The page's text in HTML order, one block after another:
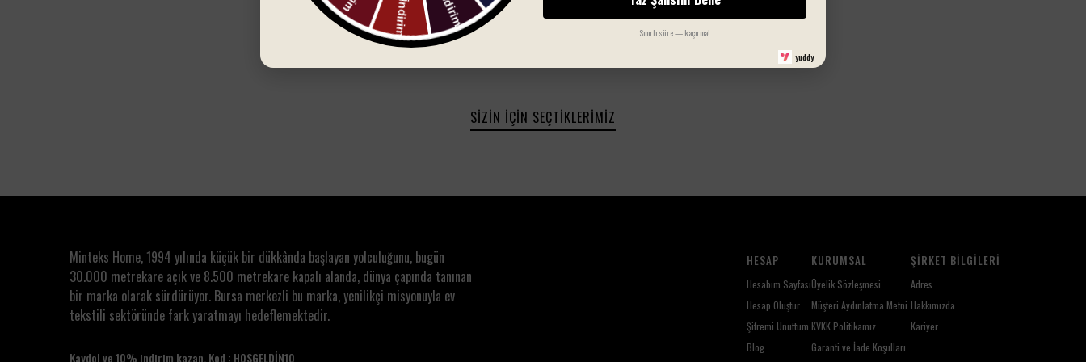
güvenle uyuyacak.
🎁 Sevimli, fonksiyonel ve eğlenceli hediye alternatifi
SIZIN İÇIN SEÇTIKLERIMIZ
Minteks Home, 1994 yılında küçük bir dükkânda başlayan yolculuğunu, bugün
30.000 metrekare açık ve 8.500 metrekare kapalı alanda, dünya çapında tanınan
bir marka olarak sürdürüyor. Bursa merkezli bu marka, yenilikçi misyonuyla ev
tekstili sektöründe fark yaratmayı hedeflemektedir.
Kaydol ve 10% indirim kazan. Kod : HOSGELDİN10
HESAP
Hesabım Sayfası
Hesap Oluştur
Şifremi Unuttum
Blog
KURUMSAL
Üyelik Sözleşmesi
Müşteri Aydınlatma Metni
KVKK Politikamız
Garanti ve İade Koşulları
ŞIRKET BILGILERI
Adres
Hakkımızda
Kariyer
Sınırlı süre — kaçırma!
yuddy